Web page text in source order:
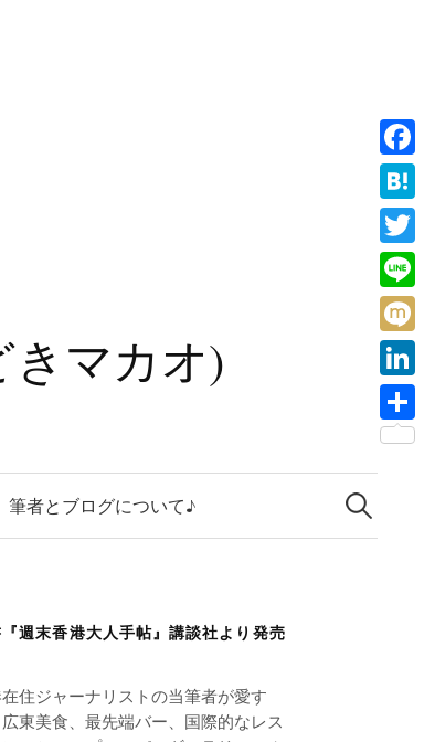
きマカオ)
筆者とブログについて♪
検
索:
週末香港大人手帖』講談社より発売
住ジャーナリストの当筆者が愛す
東美食、最先端バー、国際的なレス
F
a
c
e
b
o
o
k
H
a
t
e
n
a
T
w
i
t
e
L
i
n
e
M
i
x
L
i
共